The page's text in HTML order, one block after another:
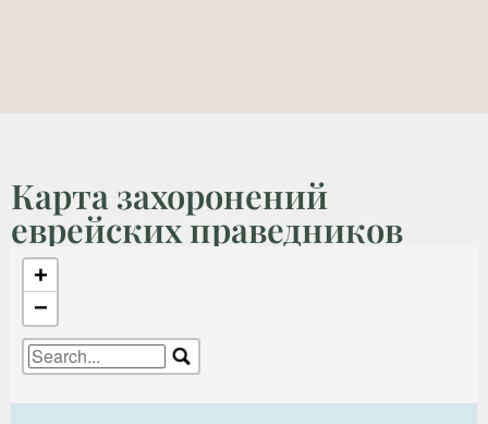
Карта захоронений
еврейских праведников
+
−